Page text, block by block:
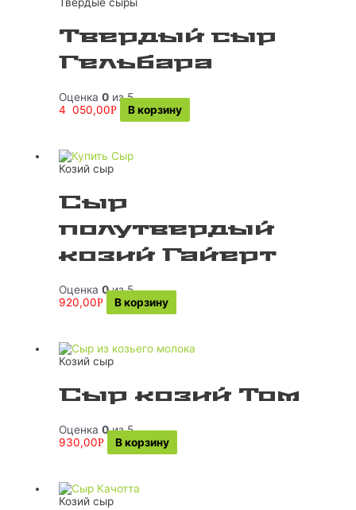
Твердые сыры
Твердый сыр
Гельбара
Оценка 0из 5
4 050,00Р В корзину
Козий сыр
Сыр
полутвердый
козий Гайерт
Оценка 0из 5
920,00Р В корзину
Козий сыр
Сыр козий Том
Оценка 0из 5
930,00Р В корзину
Козий сыр